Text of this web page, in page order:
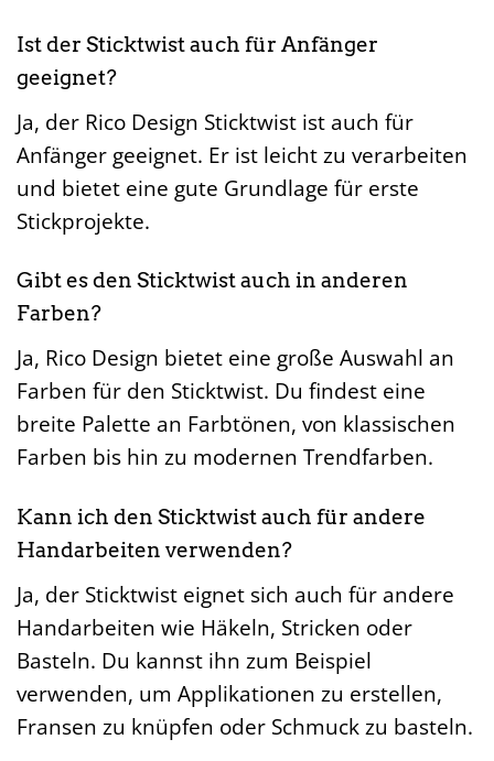
Ist der Sticktwist auch für Anfänger
geeignet?
Ja, der Rico Design Sticktwist ist auch für
Anfänger geeignet. Er ist leicht zu verarbeiten
und bietet eine gute Grundlage für erste
Stickprojekte.
Gibt es den Sticktwist auch in anderen
Farben?
Ja, Rico Design bietet eine große Auswahl an
Farben für den Sticktwist. Du findest eine
breite Palette an Farbtönen, von klassischen
Farben bis hin zu modernen Trendfarben.
Kann ich den Sticktwist auch für andere
Handarbeiten verwenden?
Ja, der Sticktwist eignet sich auch für andere
Handarbeiten wie Häkeln, Stricken oder
Basteln. Du kannst ihn zum Beispiel
verwenden, um Applikationen zu erstellen,
Fransen zu knüpfen oder Schmuck zu basteln.